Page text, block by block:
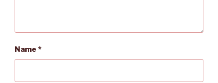
Name *